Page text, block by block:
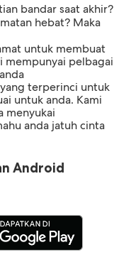
bandar saat akhir?
hebat? Maka
untuk membuat
mempunyai pelbagai
terperinci untuk
untuk anda. Kami
menyukai
anda jatuh cinta
Android